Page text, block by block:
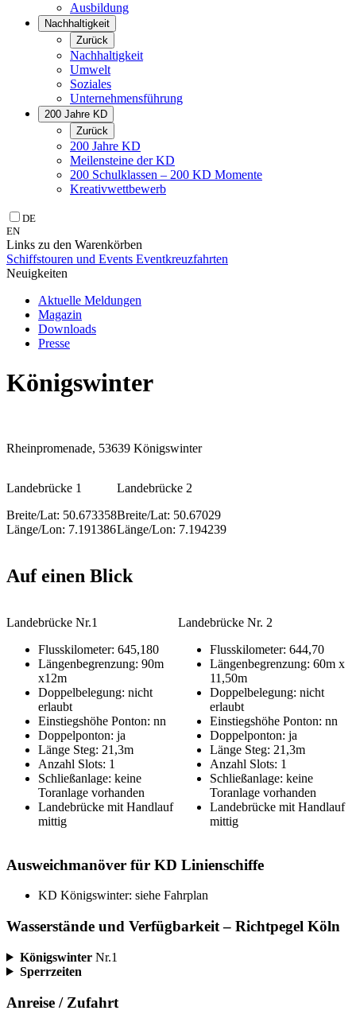
Ausbildung
Nachhaltigkeit
Zurück
Nachhaltigkeit
Umwelt
Soziales
Unternehmens­führung
200 Jahre KD
Zurück
200 Jahre KD
Meilensteine der KD
200 Schulklassen – 200 KD Momente
Kreativwettbewerb
DE
EN
Links zu den Warenkörben
Schiffstouren und Events Eventkreuzfahrten
Neuigkeiten
Aktuelle Meldungen
Magazin
Downloads
Presse
Königswinter
Rheinpromenade, 53639 Königswinter
Landebrücke 1
Breite/Lat: 50.673358
Länge/Lon: 7.191386
Landebrücke 2
Breite/Lat: 50.67029
Länge/Lon: 7.194239
Auf einen Blick
Landebrücke Nr.1
Flusskilometer: 645,180
Längenbegrenzung: 90m
x12m
Doppelbelegung: nicht
erlaubt
Einstiegshöhe Ponton: nn
Doppelponton: ja
Länge Steg: 21,3m
Anzahl Slots: 1
Schließanlage: keine
Toranlage vorhanden
Landebrücke mit Handlauf
mittig
Landebrücke Nr. 2
Flusskilometer: 644,70
Längenbegrenzung: 60m x
11,50m
Doppelbelegung: nicht
erlaubt
Einstiegshöhe Ponton: nn
Doppelponton: ja
Länge Steg: 21,3m
Anzahl Slots: 1
Schließanlage: keine
Toranlage vorhanden
Landebrücke mit Handlauf
mittig
Ausweichmanöver für KD Linienschiffe
KD Königswinter: siehe Fahrplan
Wasserstände und Verfügbarkeit – Richtpegel Köln
KönigswinterNr.1
Sperrzeiten
Anreise / Zufahrt